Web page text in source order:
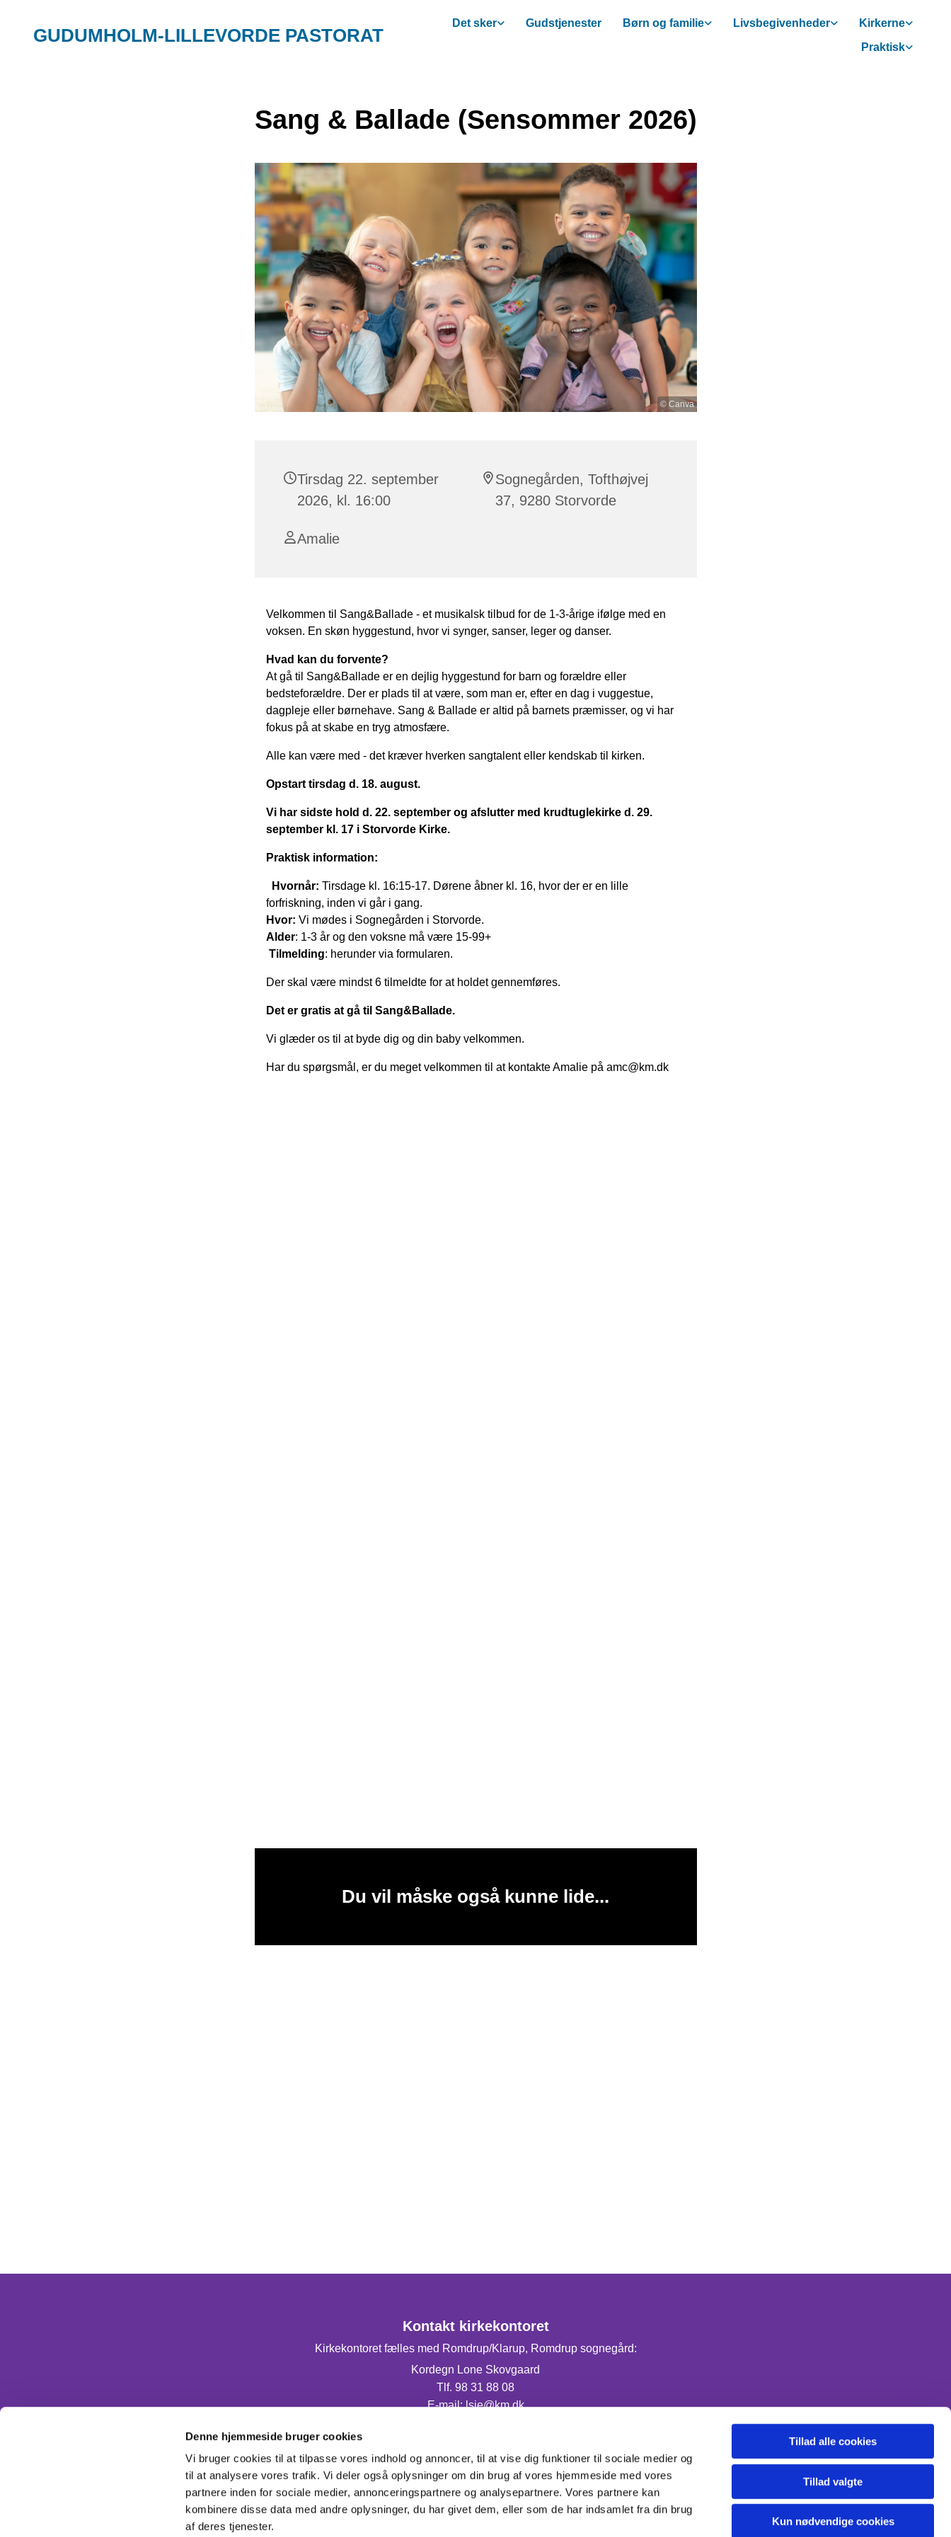
Denne hjemmeside bruger cookies
Vi bruger cookies til at tilpasse vores indhold og annoncer, til at vise dig funktioner til sociale medier og
til at analysere vores trafik. Vi deler også oplysninger om din brug af vores hjemmeside med vores
partnere inden for sociale medier, annonceringspartnere og analysepartnere. Vores partnere kan
kombinere disse data med andre oplysninger, du har givet dem, eller som de har indsamlet fra din brug
af deres tjenester.
Tillad alle cookies
Tillad valgte
Kun nødvendige cookies
GUDUMHOLM-LILLEVORDE PASTORAT
Det sker Gudstjenester Børn og familie Livsbegivenheder
Kirkerne
Praktisk
Sang & Ballade (Sensommer 2026)
© Canva
Tirsdag 22. september
2026, kl. 16:00
Sognegården, Tofthøjvej
37, 9280 Storvorde
Amalie
Velkommen til Sang&Ballade - et musikalsk tilbud for de 1-3-årige ifølge med en
voksen. En skøn hyggestund, hvor vi synger, sanser, leger og danser.
Hvad kan du forvente?
At gå til Sang&Ballade er en dejlig hyggestund for barn og forældre eller
bedsteforældre. Der er plads til at være, som man er, efter en dag i vuggestue,
dagpleje eller børnehave. Sang & Ballade er altid på barnets præmisser, og vi har
fokus på at skabe en tryg atmosfære.
Alle kan være med - det kræver hverken sangtalent eller kendskab til kirken.
Opstart tirsdag d. 18. august.
Vi har sidste hold d. 22. september og afslutter med krudtuglekirke d. 29.
september kl. 17 i Storvorde Kirke.
Praktisk information:
️ Hvornår: Tirsdage kl. 16:15-17. Dørene åbner kl. 16, hvor der er en lille
forfriskning, inden vi går i gang.
Hvor: Vi mødes i Sognegården i Storvorde.
Alder: 1-3 år og den voksne må være 15-99+
Tilmelding: herunder via formularen.
Der skal være mindst 6 tilmeldte for at holdet gennemføres.
Det er gratis at gå til Sang&Ballade.
Vi glæder os til at byde dig og din baby velkommen.
Har du spørgsmål, er du meget velkommen til at kontakte Amalie på amc@km.dk
Du vil måske også kunne lide...
Kontakt kirkekontoret
Kirkekontoret fælles med Romdrup/Klarup, Romdrup sognegård:
Kordegn Lone Skovgaard
Tlf. 98 31 88 08
E-mail: lsje@km.dk